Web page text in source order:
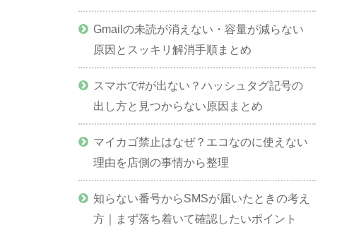
Gmailの未読が消えない・容量が減らない
原因とスッキリ解消手順まとめ
スマホで#が出ない？ハッシュタグ記号の
出し方と見つからない原因まとめ
マイカゴ禁止はなぜ？エコなのに使えない
理由を店側の事情から整理
知らない番号からSMSが届いたときの考え
方｜まず落ち着いて確認したいポイント